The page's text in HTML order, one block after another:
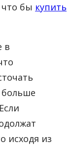
бы купить
в
исходя из